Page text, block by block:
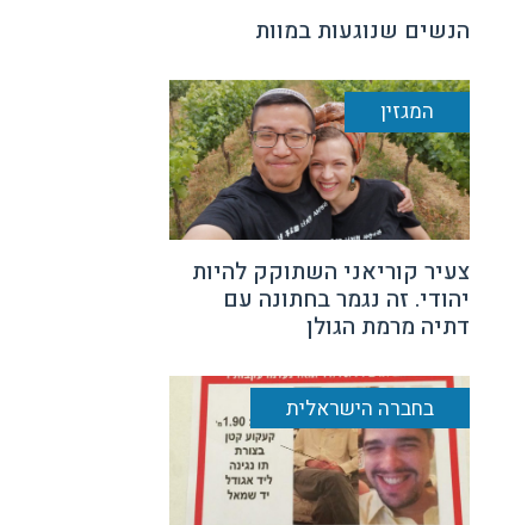
הנשים שנוגעות במוות
המגזין
צעיר קוריאני השתוקק להיות
יהודי. זה נגמר בחתונה עם
דתיה מרמת הגולן
בחברה הישראלית